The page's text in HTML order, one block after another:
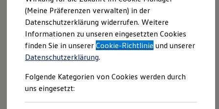
Journalisten
Sportvereine
Branchenlösungen
Bau & Handwerk
Gewerbliche Personenbeförderung
Service & mobile Werkstätten
Kurier, Logistik & Handel
Kühlfahrzeuge
Feuerwehr
ONE Business ID Vorteile
Fragen rund um den Online-
Kauf
Wo finde ich Fahrzeuge, die für
(Meine Präferenzen verwalten) in der
Datenschutzerklärung widerrufen. Weitere
Informationen zu unseren eingesetzten Cookies
finden Sie in unsererCookie-Richtlinie und unserer
Datenschutzerklärung.
Folgende Kategorien von Cookies werden durch
uns eingesetzt: